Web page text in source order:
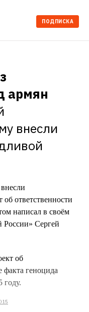
ПОДПИСКА
армян
внесли
ответственности
написал в своём
России» Сергей
об
факта геноцида
году.